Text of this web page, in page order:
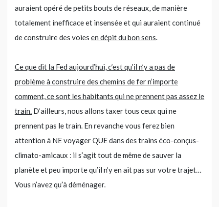
auraient opéré de petits bouts de réseaux, de manière
totalement inefficace et insensée et qui auraient continué
de construire des voies en dépit du bon sens.
Ce que dit la Fed aujourd’hui, c’est qu’il n’y a pas de
problème à construire des chemins de fer n’importe
comment, ce sont les habitants qui ne prennent pas assez le
train. D’ailleurs, nous allons taxer tous ceux qui ne
prennent pas le train. En revanche vous ferez bien
attention à NE voyager QUE dans des trains éco-conçus-
climato-amicaux : il s’agit tout de même de sauver la
planète et peu importe qu’il n’y en ait pas sur votre trajet…
Vous n’avez qu’à déménager.